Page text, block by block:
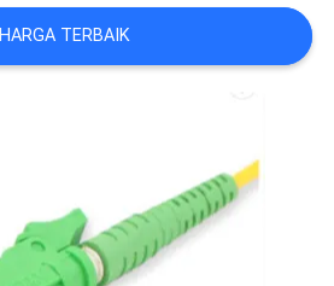
HARGA TERBAIK